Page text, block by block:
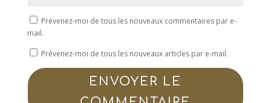
Prévenez-moi de tous les nouveaux commentaires par e-
mail.
Prévenez-moi de tous les nouveaux articles par e-mail.
ENVOYER LE